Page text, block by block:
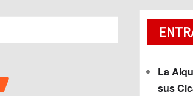
La
sus